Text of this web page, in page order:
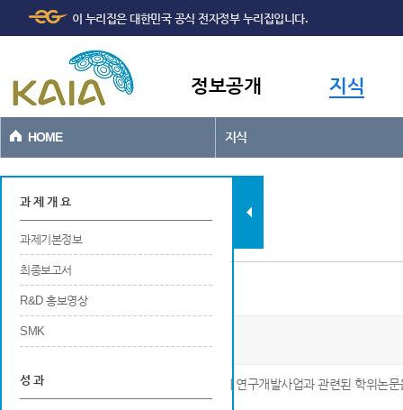
본문바로가기
이 누리집은 대한민국 공식 전자정부 누리집입니다.
정보공개 지식
HOME 지식
과제현황
과 제 개 요
과제기본정보
최종보고서
R&D 홍보영상
SMK
성 과
포상
모바일 공간정보 서비스 기술개발
※ 해당 연구개발사업에 참여중 또는 참여 후에 연구개발사업과 관련된 학위논